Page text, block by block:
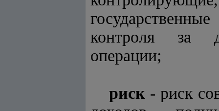
контроля за
операции;
риск - риск